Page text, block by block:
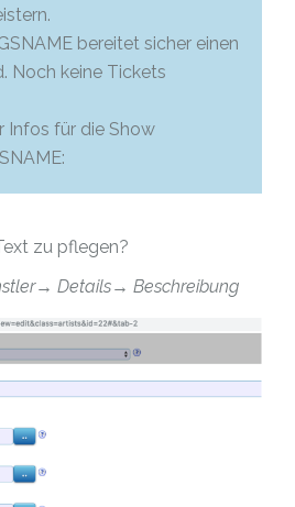
bereitet sicher einen
Noch keine Tickets
Infos für die Show
zu pflegen?
Details→ Beschreibung